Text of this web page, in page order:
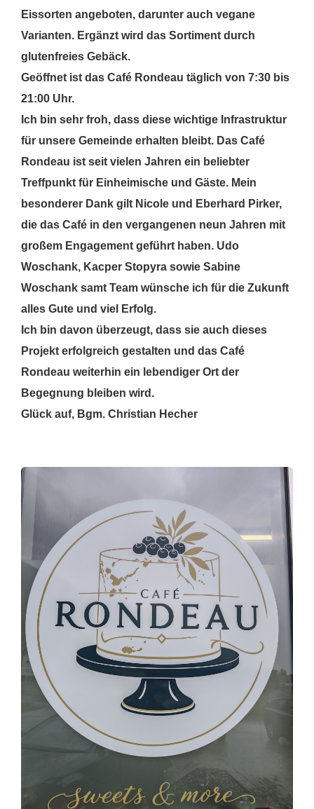
Eissorten angeboten, darunter auch vegane
Varianten. Ergänzt wird das Sortiment durch
glutenfreies Gebäck.
Geöffnet ist das Café Rondeau täglich von 7:30 bis
21:00 Uhr.
Ich bin sehr froh, dass diese wichtige Infrastruktur
für unsere Gemeinde erhalten bleibt. Das Café
Rondeau ist seit vielen Jahren ein beliebter
Treffpunkt für Einheimische und Gäste. Mein
besonderer Dank gilt Nicole und Eberhard Pirker,
die das Café in den vergangenen neun Jahren mit
großem Engagement geführt haben. Udo
Woschank, Kacper Stopyra sowie Sabine
Woschank samt Team wünsche ich für die Zukunft
alles Gute und viel Erfolg.
Ich bin davon überzeugt, dass sie auch dieses
Projekt erfolgreich gestalten und das Café
Rondeau weiterhin ein lebendiger Ort der
Begegnung bleiben wird.
Glück auf, Bgm. Christian Hecher